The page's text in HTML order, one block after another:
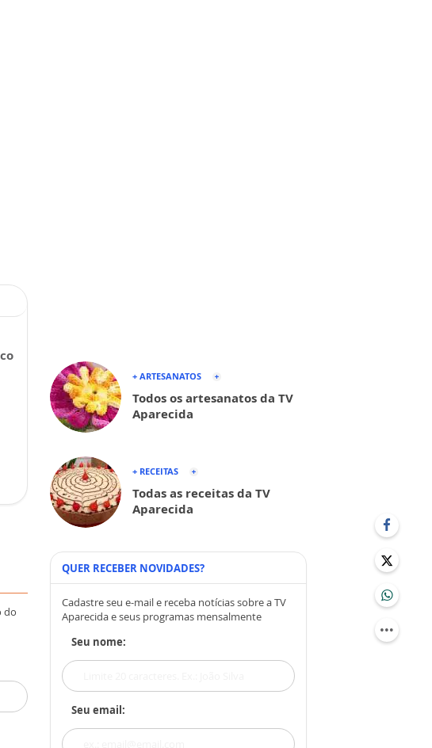
do
+ ARTESANATOS
Todos os artesanatos da TV
Aparecida
+ RECEITAS
Todas as receitas da TV
Aparecida
QUER RECEBER NOVIDADES?
Cadastre seu e-mail e receba notícias sobre a TV
Aparecida e seus programas mensalmente
Seu nome:
Seu email: